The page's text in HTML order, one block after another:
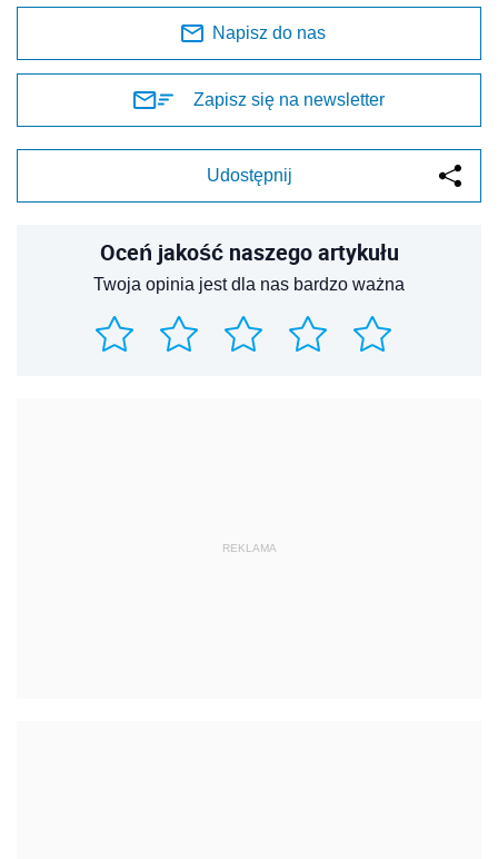
Napisz do nas
Zapisz się na newsletter
Udostępnij
Oceń jakość naszego artykułu
Twoja opinia jest dla nas bardzo ważna
REKLAMA